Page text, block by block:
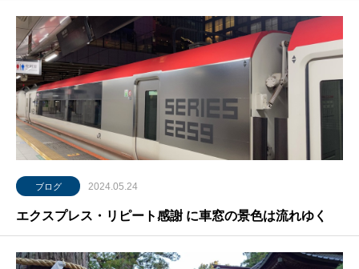
ブログ 2024.05.24
エクスプレス・リピート感謝 に車窓の景色は流れゆく